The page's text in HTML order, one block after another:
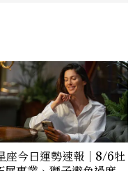
座今日運勢速報｜8/6牡